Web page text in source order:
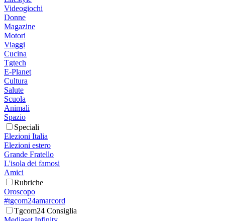
Videogiochi
Donne
Magazine
Motori
Viaggi
Cucina
Tgtech
E-Planet
Cultura
Salute
Scuola
Animali
Spazio
Speciali
Elezioni Italia
Elezioni estero
Grande Fratello
L'isola dei famosi
Amici
Rubriche
Oroscopo
#tgcom24amarcord
Tgcom24 Consiglia